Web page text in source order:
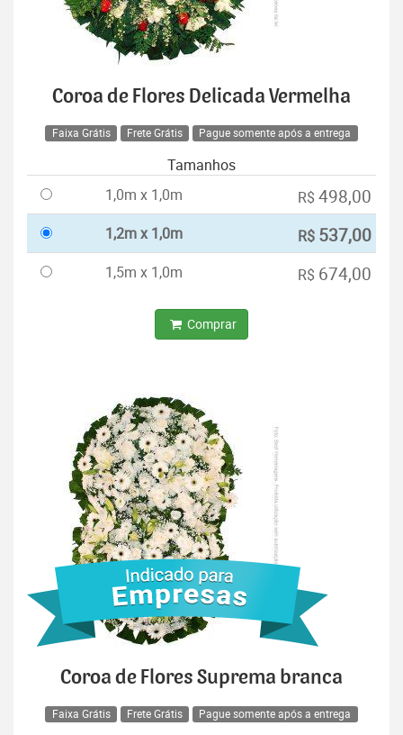
Coroa de Flores Delicada Vermelha
Faixa Grátis Frete Grátis Pague somente após a entrega
Tamanhos
1,0m x 1,0m
R$ 498,00
1,2m x 1,0m R$ 537,00
1,5m x 1,0m R$ 674,00
Comprar
Coroa de Flores Suprema branca
Faixa Grátis Frete Grátis Pague somente após a entrega